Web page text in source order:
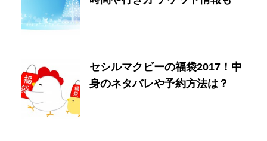
セシルマクビーの福袋2017！中
身のネタバレや予約方法は？